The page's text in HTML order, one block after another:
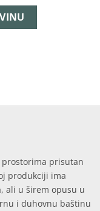
prisutan
produkciji ima
ali u širem opusu u
i duhovnu baštinu